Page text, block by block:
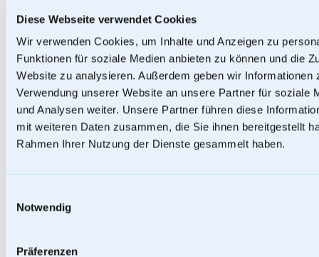
Diese Webseite verwendet Cookies
Wir verwenden Cookies, um Inhalte und Anzeigen zu
Funktionen für soziale Medien anbieten zu können und die
Website zu analysieren. Außerdem geben wir Informationen
Verwendung unserer Website an unsere Partner für soziale
und Analysen weiter. Unsere Partner führen diese
mit weiteren Daten zusammen, die Sie ihnen bereitgestellt
Rahmen Ihrer Nutzung der Dienste gesammelt haben.
Notwendig
Präferenzen
Papierurnen